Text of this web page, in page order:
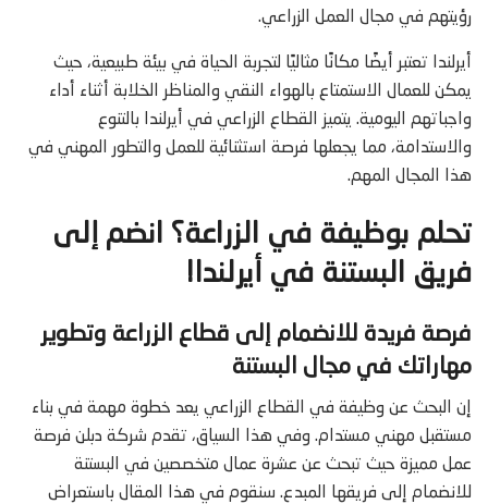
رؤيتهم في مجال العمل الزراعي.
أيرلندا تعتبر أيضًا مكانًا مثاليًا لتجربة الحياة في بيئة طبيعية، حيث
يمكن للعمال الاستمتاع بالهواء النقي والمناظر الخلابة أثناء أداء
واجباتهم اليومية. يتميز القطاع الزراعي في أيرلندا بالتنوع
والاستدامة، مما يجعلها فرصة استثنائية للعمل والتطور المهني في
هذا المجال المهم.
تحلم بوظيفة في الزراعة؟ انضم إلى
فريق البستنة في أيرلندا!
فرصة فريدة للانضمام إلى قطاع الزراعة وتطوير
مهاراتك في مجال البستنة
إن البحث عن وظيفة في القطاع الزراعي يعد خطوة مهمة في بناء
مستقبل مهني مستدام. وفي هذا السياق، تقدم شركة دبلن فرصة
عمل مميزة حيث تبحث عن عشرة عمال متخصصين في البستنة
للانضمام إلى فريقها المبدع. سنقوم في هذا المقال باستعراض